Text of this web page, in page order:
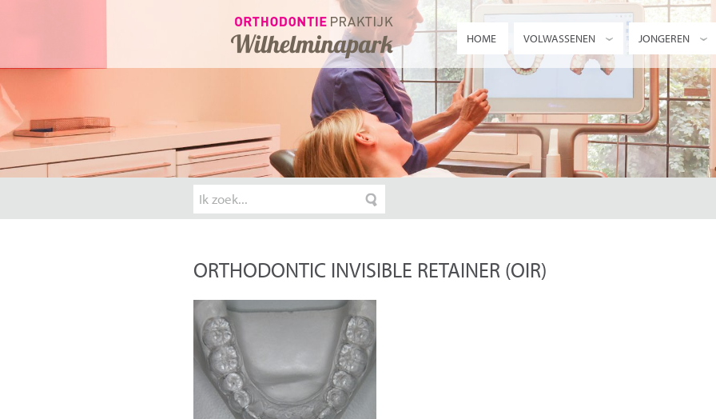
HOME VOLWASSENEN JONGEREN
ORTHODONTIC INVISIBLE RETAINER (OIR)